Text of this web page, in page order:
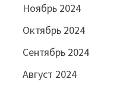
Ноябрь 2024
Октябрь 2024
Сентябрь 2024
Август 2024